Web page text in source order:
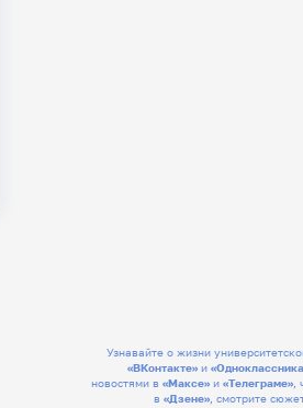
Узнавайте о жизни
«ВКонтакте» и
новостями в«Максе» и«Телеграме»
в«Дзене» , смотрите